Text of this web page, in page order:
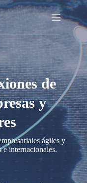
de
y
ágiles y
e internacionales.